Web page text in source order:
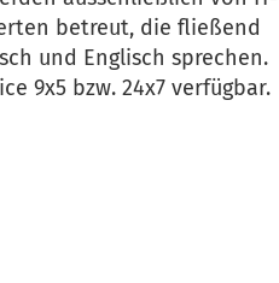
betreut, die fließend
und Englisch sprechen.
9x5 bzw. 24x7 verfügbar.